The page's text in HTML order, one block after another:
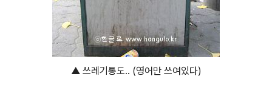
▲ 쓰레기통도.. (영어만 쓰여있다)